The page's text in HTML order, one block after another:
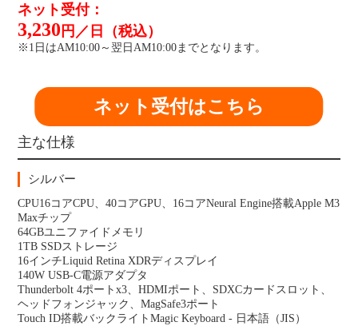
ネット受付：
3,230 円／日（税込）
※1日はAM10:00～翌日AM10:00までとなります。
ネット受付はこちら
主な仕様
シルバー
CPU16コアCPU、40コアGPU、16コアNeural Engine搭載Apple M3
Maxチップ
64GBユニファイドメモリ
1TB SSDストレージ
16インチLiquid Retina XDRディスプレイ
140W USB-C電源アダプタ
Thunderbolt 4ポートx3、HDMIポート、SDXCカードスロット、
ヘッドフォンジャック、MagSafe3ポート
Touch ID搭載バックライトMagic Keyboard - 日本語（JIS）